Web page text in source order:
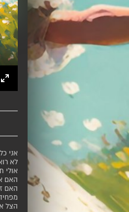
Enter
אני
לא
אולי
האם
האם
הצל